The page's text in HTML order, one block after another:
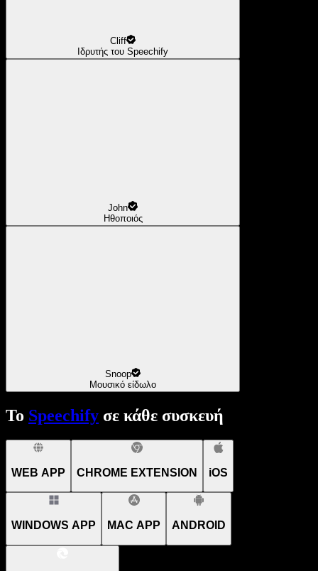
Cliff
Ιδρυτής του Speechify
John
Ηθοποιός
Snoop
Μουσικό είδωλο
Το Speechify σε κάθε συσκευή
WEB APP CHROME EXTENSION iOS
WINDOWS APP MAC APP ANDROID